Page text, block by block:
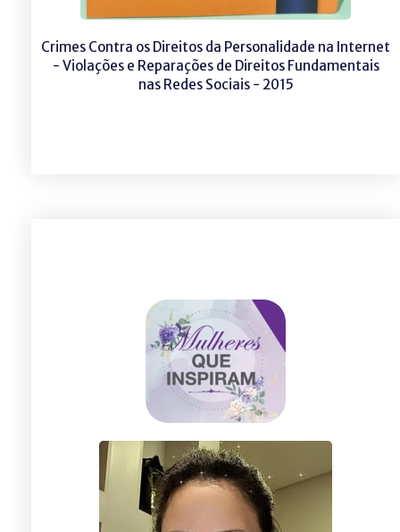
Crimes Contra os Direitos da Personalidade na Internet
- Violações e Reparações de Direitos Fundamentais
nas Redes Sociais - 2015